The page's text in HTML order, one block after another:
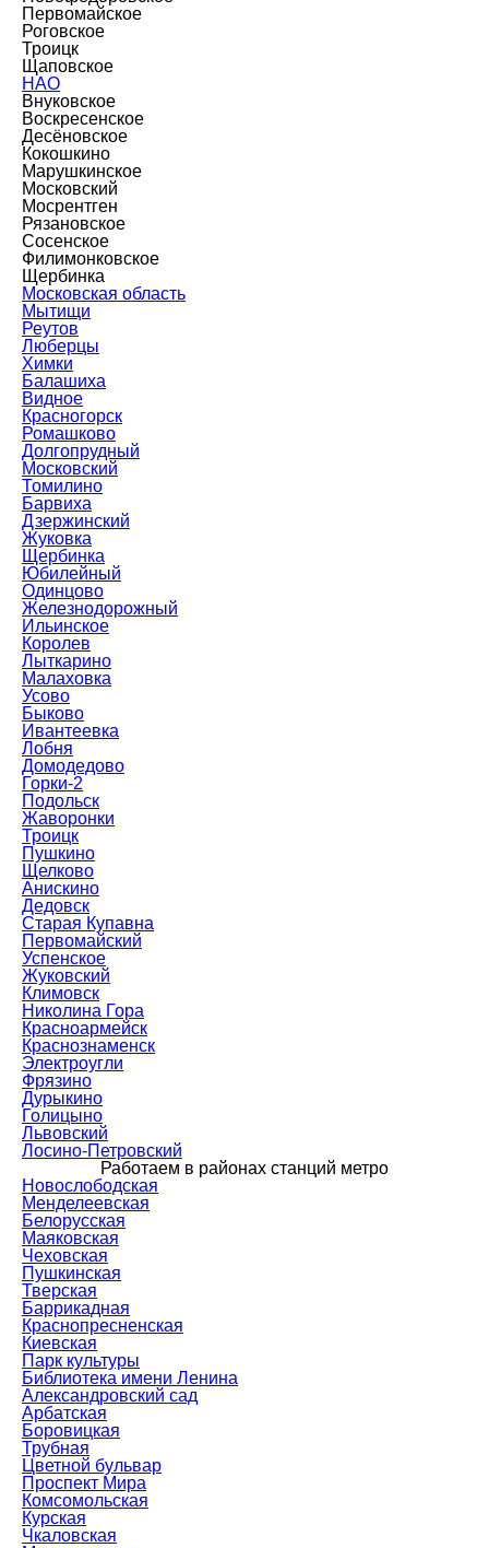
Первомайское
Роговское
Троицк
Щаповское
НАО
Внуковское
Воскресенское
Десёновское
Кокошкино
Марушкинское
Московский
Мосрентген
Рязановское
Сосенское
Филимонковское
Щербинка
Московская область
Мытищи
Реутов
Люберцы
Химки
Балашиха
Видное
Красногорск
Ромашково
Долгопрудный
Московский
Томилино
Барвиха
Дзержинский
Жуковка
Щербинка
Юбилейный
Одинцово
Железнодорожный
Ильинское
Королев
Лыткарино
Малаховка
Усово
Быково
Ивантеевка
Лобня
Домодедово
Горки-2
Подольск
Жаворонки
Троицк
Пушкино
Щелково
Анискино
Дедовск
Старая Купавна
Первомайский
Успенское
Жуковский
Климовск
Николина Гора
Красноармейск
Краснознаменск
Электроугли
Фрязино
Дурыкино
Голицыно
Львовский
Лосино-Петровский
Работаем в районах станций метро
Новослободская
Менделеевская
Белорусская
Маяковская
Чеховская
Пушкинская
Тверская
Баррикадная
Краснопресненская
Киевская
Парк культуры
Библиотека имени Ленина
Александровский сад
Арбатская
Боровицкая
Трубная
Цветной бульвар
Проспект Мира
Комсомольская
Курская
Чкаловская